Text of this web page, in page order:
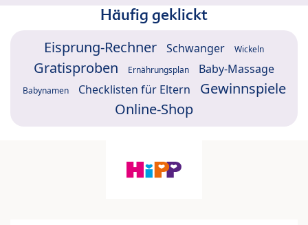
Häufig geklickt
Eisprung-Rechner Schwanger Wickeln
Gratisproben Ernährungsplan Baby-Massage
Babynamen Checklisten für Eltern
Gewinnspiele
Online-Shop